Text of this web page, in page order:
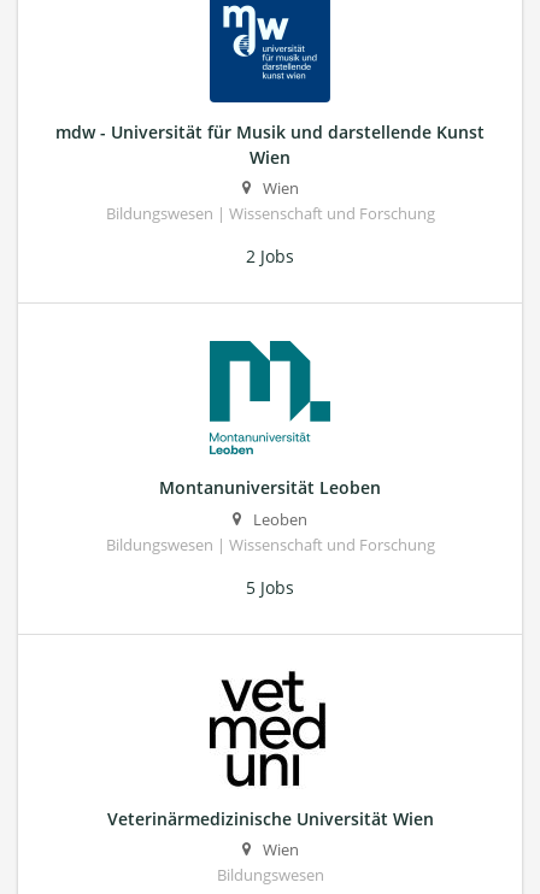
mdw - Universität für Musik und darstellende Kunst
Wien
Wien
Bildungswesen | Wissenschaft und Forschung
2 Jobs
Montanuniversität Leoben
Leoben
Bildungswesen | Wissenschaft und Forschung
5 Jobs
Veterinärmedizinische Universität Wien
Wien
Bildungswesen